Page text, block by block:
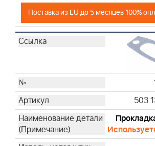
Поставка из EU до 5 месяцев 100%
503